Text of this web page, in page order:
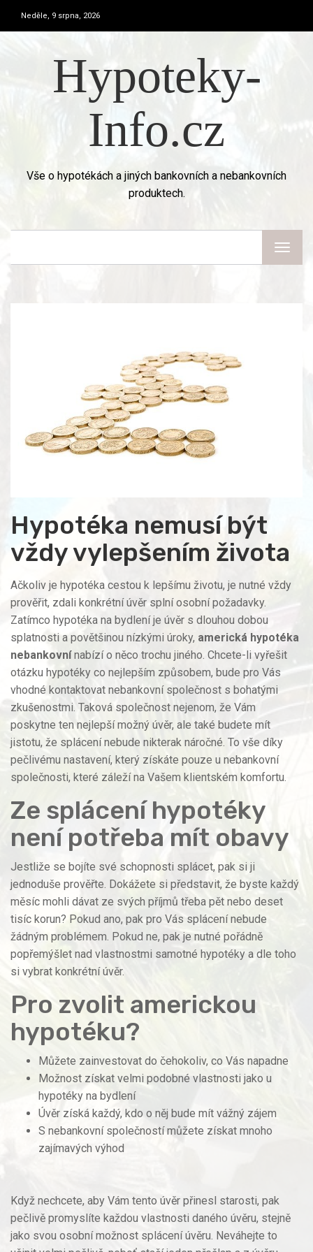
Neděle, 9 srpna, 2026
Hypoteky-
Info.cz
Vše o hypotékách a jiných bankovních a nebankovních
produktech.
Hypotéka nemusí být
vždy vylepšením života
Ačkoliv je hypotéka cestou k lepšímu životu, je nutné vždy
prověřit, zdali konkrétní úvěr splní osobní požadavky.
Zatímco hypotéka na bydlení je úvěr s dlouhou dobou
splatnosti a povětšinou nízkými úroky, americká hypotéka
nebankovnínabízí o něco trochu jiného. Chcete-li vyřešit
otázku hypotéky co nejlepším způsobem, bude pro Vás
vhodné kontaktovat nebankovní společnost s bohatými
zkušenostmi. Taková společnost nejenom, že Vám
poskytne ten nejlepší možný úvěr, ale také budete mít
jistotu, že splácení nebude nikterak náročné. To vše díky
pečlivému nastavení, který získáte pouze u nebankovní
společnosti, které záleží na Vašem klientském komfortu.
Ze splácení hypotéky
není potřeba mít obavy
Jestliže se bojíte své schopnosti splácet, pak si ji
jednoduše prověřte. Dokážete si představit, že byste každý
měsíc mohli dávat ze svých příjmů třeba pět nebo deset
tisíc korun? Pokud ano, pak pro Vás splácení nebude
žádným problémem. Pokud ne, pak je nutné pořádně
popřemýšlet nad vlastnostmi samotné hypotéky a dle toho
si vybrat konkrétní úvěr.
Pro zvolit americkou
hypotéku?
Můžete zainvestovat do čehokoliv, co Vás napadne
Možnost získat velmi podobné vlastnosti jako u
hypotéky na bydlení
Úvěr získá každý, kdo o něj bude mít vážný zájem
S nebankovní společností můžete získat mnoho
zajímavých výhod
Když nechcete, aby Vám tento úvěr přinesl starosti, pak
pečlivě promyslíte každou vlastnosti daného úvěru, stejně
jako svou osobní možnost splácení úvěru. Neváhejte to